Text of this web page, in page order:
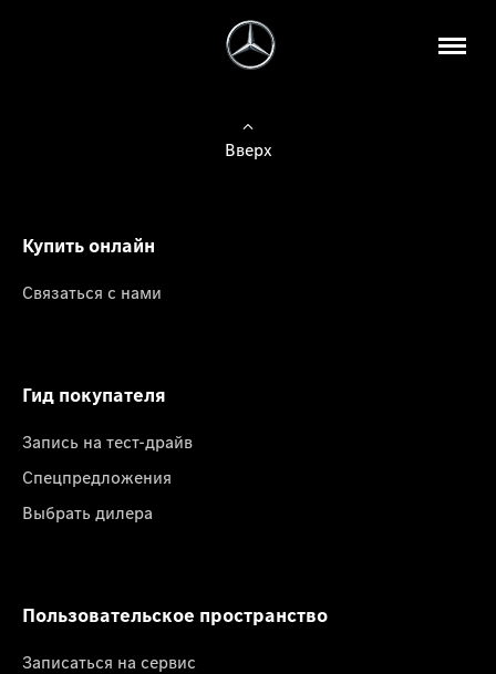
Вверх
Купить онлайн
Связаться с нами
Гид покупателя
Запись на тест-драйв
Спецпредложения
Выбрать дилера
Пользовательское пространство
Записаться на сервис